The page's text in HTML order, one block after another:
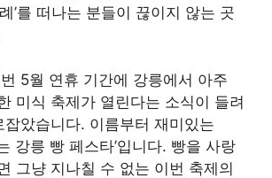
’를 떠나는 분들이 끊이지 않는 곳
5월 연휴 기간에 강릉에서 아주
미식 축제가 열린다는 소식이 들려
잡았습니다. 이름부터 재미있는
강릉 빵 페스타’입니다. 빵을 사랑
그냥 지나칠 수 없는 이번 축제의